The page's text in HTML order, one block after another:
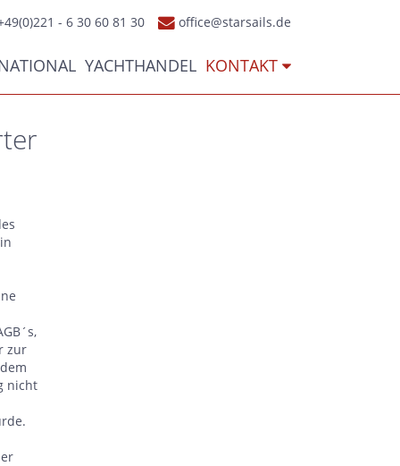
- 6 30 60 81 30 office@starsails.de
YACHTHANDEL KONTAKT
zur
nicht